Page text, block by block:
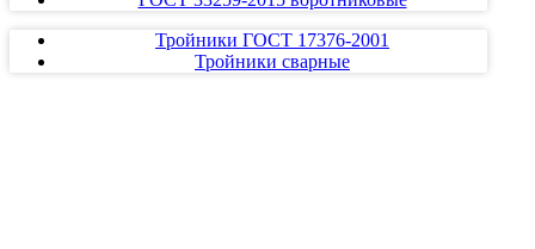
Тройники ГОСТ 17376-2001
Тройники сварные